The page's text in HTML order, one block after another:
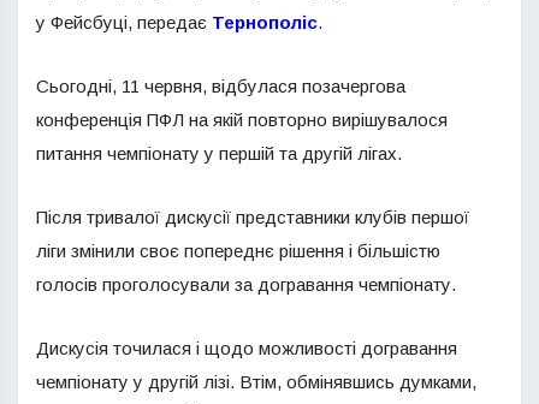
у Фейсбуці, передає Тернополіс.
Сьогодні, 11 червня, відбулася позачергова
конференція ПФЛ на якій повторно вирішувалося
питання чемпіонату у першій та другій лігах.
Після тривалої дискусії представники клубів першої
ліги змінили своє попереднє рішення і більшістю
голосів проголосували за догравання чемпіонату.
Дискусія точилася і щодо можливості догравання
чемпіонату у другій лізі. Втім, обмінявшись думками,